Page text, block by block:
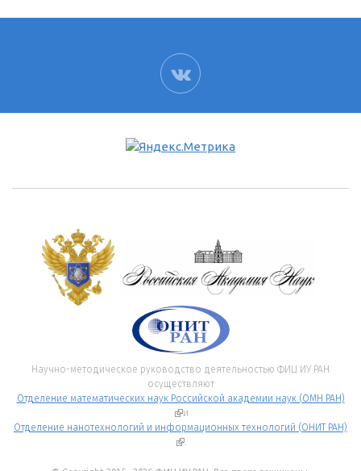
ВК
Научно-методическое руководство деятельностью ФИЦ ИУ РАН
осуществляют
Отделение математических наук Российской академии наук (ОМН РАН)
(внешняя ссылка)
и
Отделение нанотехнологий и информационных технологий (ОНИТ РАН)
(внешняя ссылка)
.